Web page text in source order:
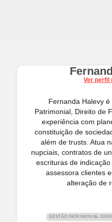
Ver perfil
Fernanda Halevy
Patrimonial, Direito de
experiência com
constituição de
além de trusts. Atua
nupciais, contratos de
escrituras de
assessora clientes
alteração de
GESTÃO PATRIMONIAL